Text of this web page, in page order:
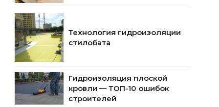
Технология гидроизоляции
стилобата
Гидроизоляция плоской
кровли — ТОП-10 ошибок
строителей